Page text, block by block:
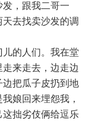
，跟我二哥一
去找卖沙发的调
的人们。我在堂
来走去，边走边
边把瓜子皮扔到地
娘回来埋怨我，
拙劣伎俩给逗乐